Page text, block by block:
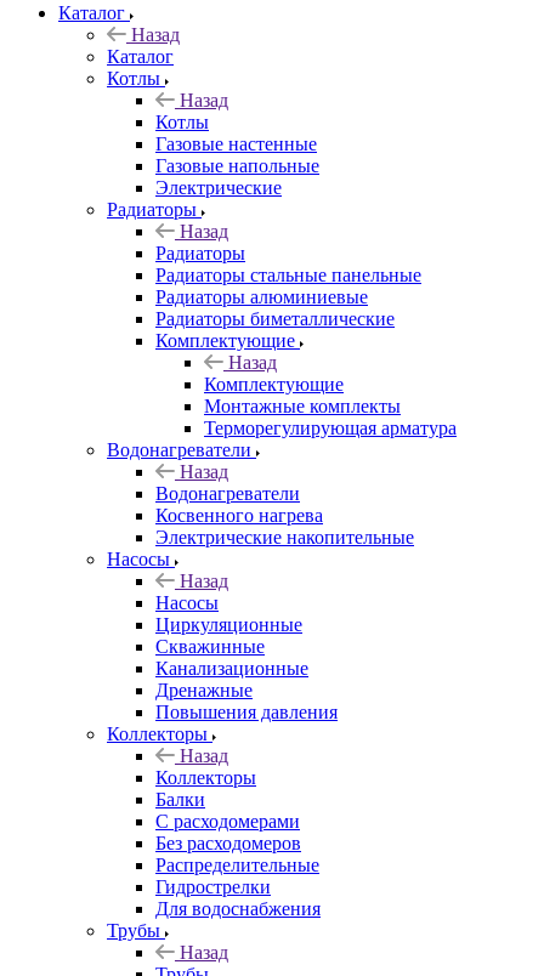
Каталог
Назад
Каталог
Котлы
Назад
Котлы
Газовые настенные
Газовые напольные
Электрические
Радиаторы
Назад
Радиаторы
Радиаторы стальные панельные
Радиаторы алюминиевые
Радиаторы биметаллические
Комплектующие
Назад
Комплектующие
Монтажные комплекты
Терморегулирующая арматура
Водонагреватели
Назад
Водонагреватели
Косвенного нагрева
Электрические накопительные
Насосы
Назад
Насосы
Циркуляционные
Скважинные
Канализационные
Дренажные
Повышения давления
Коллекторы
Назад
Коллекторы
Балки
С расходомерами
Без расходомеров
Распределительные
Гидрострелки
Для водоснабжения
Трубы
Назад